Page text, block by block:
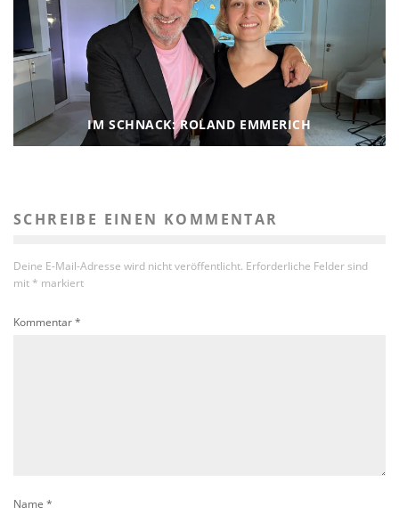
IM SCHNACK: ROLAND EMMERICH
SCHREIBE EINEN KOMMENTAR
Deine E-Mail-Adresse wird nicht veröffentlicht. Erforderliche Felder sind
mit * markiert
Kommentar*
Name *